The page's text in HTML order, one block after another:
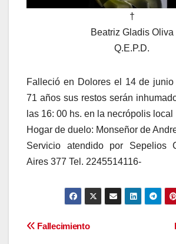
†
Beatriz Gladis Oliva
Q.E.P.D.
Falleció en Dolores el 14 de
71 años sus restos serán
las 16: 00 hs. en la necrópolis local
Hogar de duelo: Monseñor de
Servicio atendido por Sepelios
Aires 377 Tel. 2245514116-
Navegación
Fallecimiento